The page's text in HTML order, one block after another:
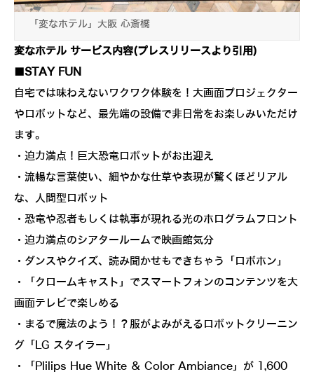
「変なホテル」大阪 心斎橋
変なホテル サービス内容(プレスリリースより引用)
■STAY FUN
自宅では味わえないワクワク体験を！大画面プロジェクター
やロボットなど、最先端の設備で非日常をお楽しみいただけ
ます。
・迫力満点！巨大恐竜ロボットがお出迎え
・流暢な言葉使い、細やかな仕草や表現が驚くほどリアル
な、人間型ロボット
・恐竜や忍者もしくは執事が現れる光のホログラムフロント
・迫力満点のシアタールームで映画館気分
・ダンスやクイズ、読み聞かせもできちゃう「ロボホン」
・「クロームキャスト」でスマートフォンのコンテンツを大
画面テレビで楽しめる
・まるで魔法のよう！？服がよみがえるロボットクリーニン
グ「LG スタイラー」
・「Plilips Hue White ＆ Color Ambiance」が 1,600